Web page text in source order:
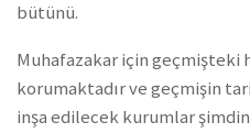
bütünü.
Muhafazakar için geçmişteki
korumaktadır ve geçmişin
inşa edilecek kurumlar